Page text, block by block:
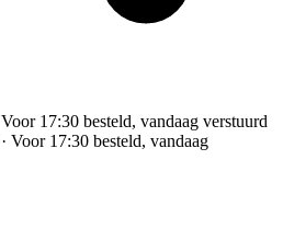
Voor 17:30 besteld, vandaag verstuurd
· Voor 17:30 besteld, vandaag